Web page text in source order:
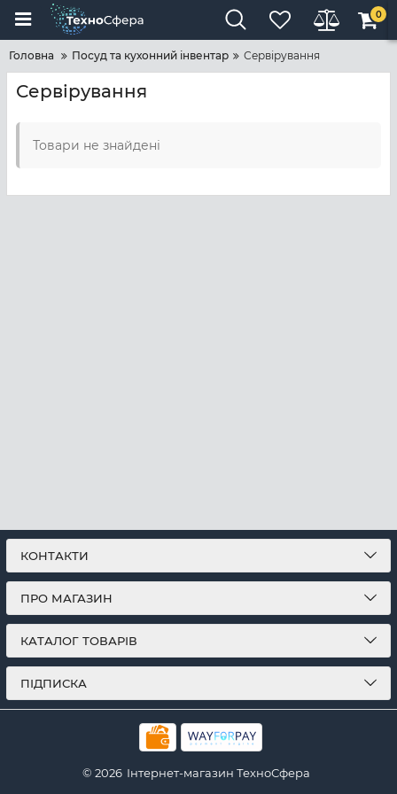
0
Головна Посуд та кухонний інвентар Сервірування
Сервірування
Товари не знайдені
КОНТАКТИ
ПРО МАГАЗИН
КАТАЛОГ ТОВАРІВ
ПІДПИСКА
© 2026 Інтернет-магазин ТехноСфера